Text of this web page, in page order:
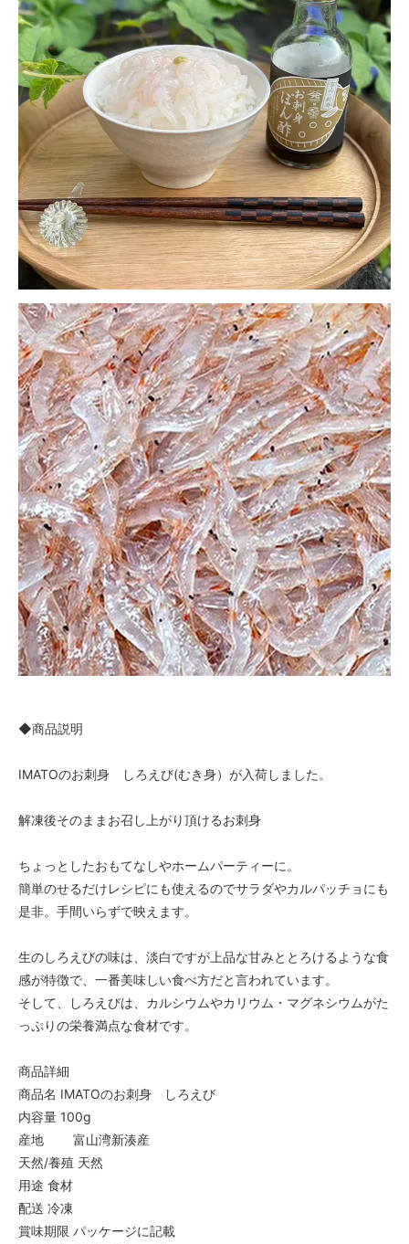
◆商品説明
IMATOのお刺身 しろえび(むき身）が入荷しました。
解凍後そのままお召し上がり頂けるお刺身
ちょっとしたおもてなしやホームパーティーに。
簡単のせるだけレシピにも使えるのでサラダやカルパッチョにも
是非。手間いらずで映えます。
生のしろえびの味は、淡白ですが上品な甘みととろけるような食
感が特徴で、一番美味しい食べ方だと言われています。
そして、しろえびは、カルシウムやカリウム・マグネシウムがた
っぷりの栄養満点な食材です。
商品詳細
商品名 IMATOのお刺身 しろえび
内容量 100g
産地 富山湾新湊産
天然/養殖 天然
用途 食材
配送 冷凍
賞味期限 パッケージに記載